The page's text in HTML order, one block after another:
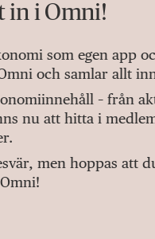
in i Omni!
som egen app
och samlar allt
– från
nu att hitta i
men hoppas att